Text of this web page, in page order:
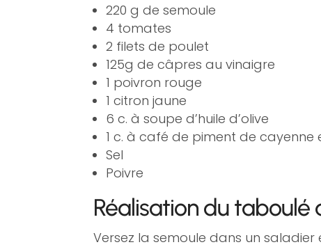
220 g de semoule
4 tomates
2 filets de poulet
125g de câpres au vinaigre
1 poivron rouge
1 citron jaune
6 c. à soupe d’huile d’olive
1 c. à café de piment de cayenne
Sel
Poivre
Réalisation du
Versez la semoule dans un saladier